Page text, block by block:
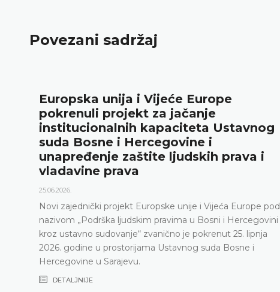
Povezani sadržaj
Europska unija i Vijeće Europe
pokrenuli projekt za jačanje
institucionalnih kapaciteta Ustavnog
suda Bosne i Hercegovine i
unapređenje zaštite ljudskih prava i
vladavine prava
25.06.2026.
Novi zajednički projekt Europske unije i Vijeća Europe pod
nazivom „Podrška ljudskim pravima u Bosni i Hercegovini
kroz ustavno sudovanje“ zvanično je pokrenut 25. lipnja
2026. godine u prostorijama Ustavnog suda Bosne i
Hercegovine u Sarajevu.
DETALJNIJE